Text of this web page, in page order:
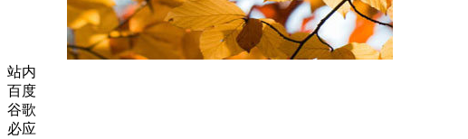
站内
百度
谷歌
必应